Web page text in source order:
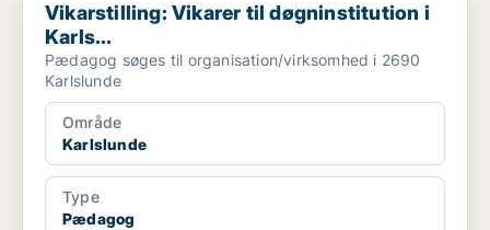
Vikarstilling: Vikarer til døgninstitution i
Karls...
Pædagog søges til organisation/virksomhed i 2690
Karlslunde
Område
Karlslunde
Type
Pædagog